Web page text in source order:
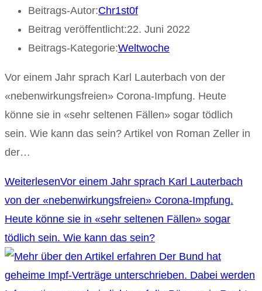
Beitrags-Autor:Chr1st0f
Beitrag veröffentlicht:22. Juni 2022
Beitrags-Kategorie:Weltwoche
Vor einem Jahr sprach Karl Lauterbach von der
«nebenwirkungsfreien» Corona-Impfung. Heute
könne sie in «sehr seltenen Fällen» sogar tödlich
sein. Wie kann das sein? Artikel von Roman Zeller in
der…
WeiterlesenVor einem Jahr sprach Karl Lauterbach
von der «nebenwirkungsfreien» Corona-Impfung.
Heute könne sie in «sehr seltenen Fällen» sogar
tödlich sein. Wie kann das sein?